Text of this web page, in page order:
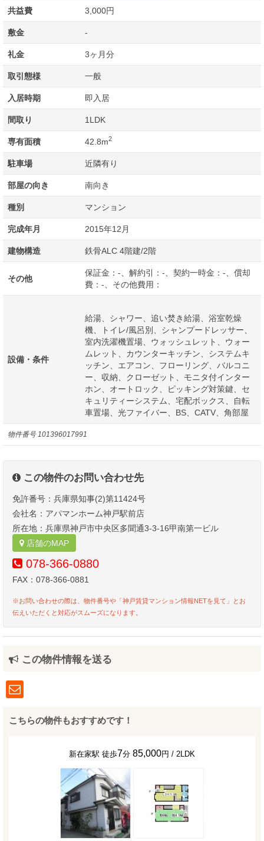
物件番号 101396017991
共益費 3,000円
敷金 -
礼金 3ヶ月分
取引態様 一般
入居時期 即入居
間取り 1LDK
専有面積 42.8m2
駐車場 近隣有り
部屋の向き 南向き
種別 マンション
完成年月 2015年12月
建物構造 鉄骨ALC 4階建/2階
その他
保証金：-、解約引：-、契約一時金：-、償却
費：-、その他費用：
設備・条件
給湯、シャワー、追い焚き給湯、浴室乾燥
機、トイレ/風呂別、シャンプードレッサー、
室内洗濯機置場、ウォッシュレット、ウォー
ムレット、カウンターキッチン、システムキ
ッチン、エアコン、フローリング、バルコニ
ー、収納、クローゼット、モニタ付インター
ホン、オートロック、ピッキング対策鍵、セ
キュリティーシステム、宅配ボックス、自転
車置場、光ファイバー、BS、CATV、角部屋
この物件のお問い合わせ先
免許番号：兵庫県知事(2)第11424号
会社名：アパマンホーム神戸駅前店
所在地：兵庫県神戸市中央区多聞通3-3-16甲南第一ビル
店舗のMAP
078-366-0880
FAX：078-366-0881
※お問い合わせの際は、物件番号や「神戸賃貸マンション情報NETを見て」とお
伝えいただくと対応がスムーズになります。
この物件情報を送る
こちらの物件もおすすめです！
新在家駅 徒歩7分 85,000円 / 2LDK